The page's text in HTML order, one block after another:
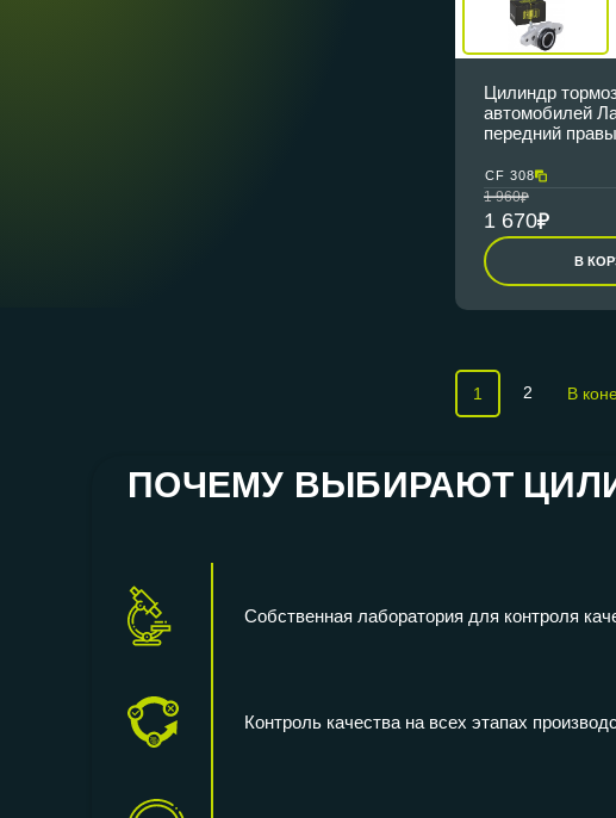
Цилиндр
автомобилей
передний
CF 308
1 960
1 670
В
1 2 В
ПОЧЕМУ ВЫБИРАЮТ
Собственная лаборатория для контроля
Контроль качества на всех этапах